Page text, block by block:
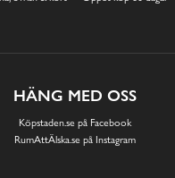
HÄNG MED OSS
Köpstaden.se på Facebook
RumAttÄlska.se på Instagram